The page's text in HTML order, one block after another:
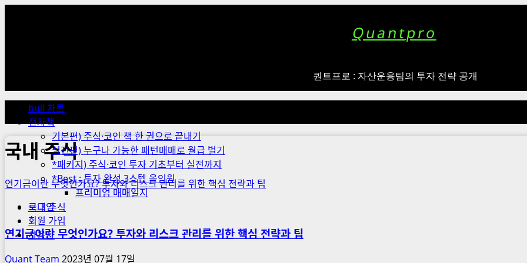
Quantpro
퀀트프로 : 자산운용팀의 투자 전략 공개
Menu
bull 차트
전자책
기본편) 주식·코인 책 한 권으로 끝내기
실전편) 누구나 가능한 패턴매매로 월급 벌기
*패키지) 주식·코인 투자 기초부터 실전까지
*Best : 투자 완성 3스텝 올인원
프리미엄 매매일지
로그인
회원 가입
사용자
국내 주식
연기금이란 무엇인가요? 투자와 리스크 관리를 위한 핵심 전략과 팁
국내 주식
연기금이란 무엇인가요? 투자와 리스크 관리를 위한 핵심 전략과 팁
Quant Team 2023년 07월 17일